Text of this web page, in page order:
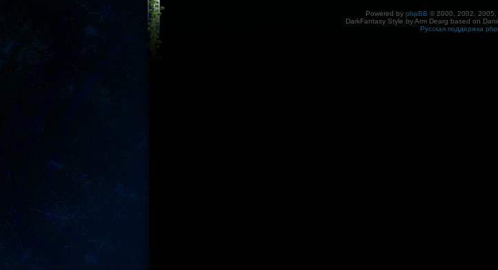
Powered by phpBB © 2000, 2002, 2005,
DarkFantasy Style by Arm Dearg based on
Русская поддержка